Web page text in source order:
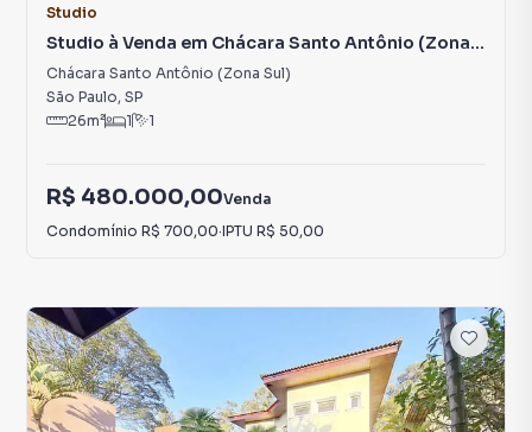
Studio
Studio à Venda em Chácara Santo Antônio (Zona
Sul)
Chácara Santo Antônio (Zona Sul)
São Paulo, SP
26m² 1 1
R$ 480.000,00Venda
Condomínio R$ 700,00·IPTU R$ 50,00